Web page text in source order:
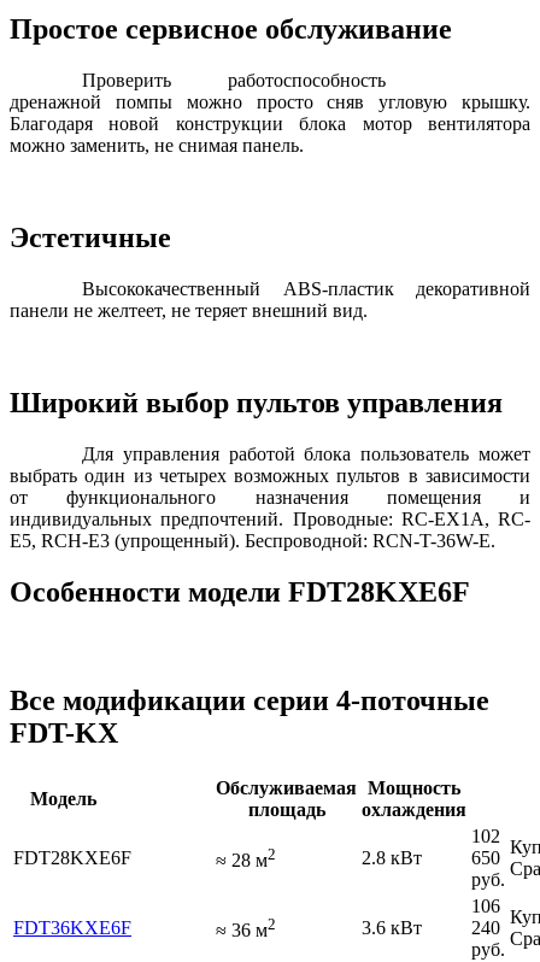
Простое сервисное обслуживание
Проверить работоспособность
дренажной помпы можно просто сняв угловую крышку.
Благодаря новой конструкции блока мотор вентилятора
можно заменить, не снимая панель.
Эстетичные
Высококачественный ABS-пластик декоративной
панели не желтеет, не теряет внешний вид.
Широкий выбор пультов управления
Для управления работой блока пользователь может
выбрать один из четырех возможных пультов в зависимости
от функционального назначения помещения и
индивидуальных предпочтений. Проводные: RC-EX1A, RC-
E5, RCH-E3 (упрощенный). Беспроводной: RCN-T-36W-E.
Особенности модели FDT28KXE6F
Все модификации серии 4-поточные
FDT-KX
Модель
Обслуживаемая
площадь
Мощность
охлаждения
FDT28KXE6F ≈ 28 м2 2.8 кВт
102
650
руб.
FDT36KXE6F ≈ 36 м2 3.6 кВт
106
240
руб.